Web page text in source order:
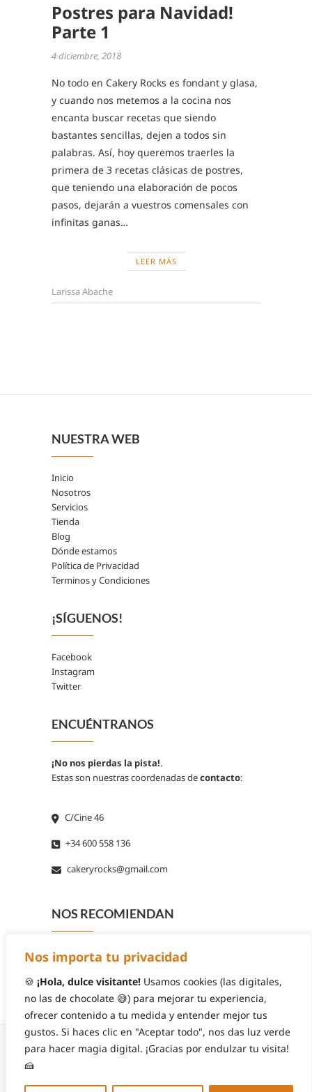
Nos importa tu privacidad
🍪 ¡Hola, dulce visitante! Usamos cookies (las digitales,
no las de chocolate 😅) para mejorar tu experiencia,
ofrecer contenido a tu medida y entender mejor tus
gustos. Si haces clic en "Aceptar todo", nos das luz verde
para hacer magia digital. ¡Gracias por endulzar tu visita!
🍰
Postres para Navidad!
Parte 1
4 diciembre, 2018
No todo en Cakery Rocks es fondant y glasa,
y cuando nos metemos a la cocina nos
encanta buscar recetas que siendo
bastantes sencillas, dejen a todos sin
palabras. Así, hoy queremos traerles la
primera de 3 recetas clásicas de postres,
que teniendo una elaboración de pocos
pasos, dejarán a vuestros comensales con
infinitas ganas…
LEER MÁS
Larissa Abache
NUESTRA WEB
Inicio
Nosotros
Servicios
Tienda
Blog
Dónde estamos
Política de Privacidad
Terminos y Condiciones
¡SÍGUENOS!
Facebook
Instagram
Twitter
ENCUÉNTRANOS
¡No nos pierdas la pista!.
Estas son nuestras coordenadas decontacto:
C/Cine 46
+34 600 558 136
cakeryrocks@gmail.com
NOS RECOMIENDAN